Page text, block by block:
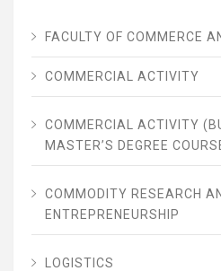
FACULTY OF COMMERCE
COMMERCIAL ACTIVITY
COMMERCIAL ACTIVITY
MASTER’S DEGREE
COMMODITY RESEARCH
ENTREPRENEURSHIP
LOGISTICS